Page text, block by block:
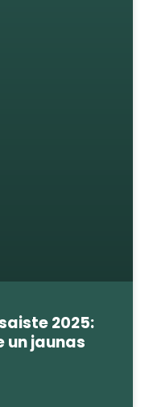
2025:
un jaunas